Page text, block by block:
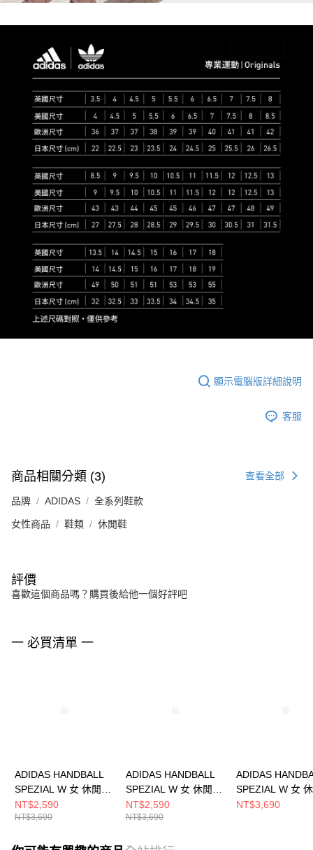
顯示電腦版詳細說明
客服
商品相關分類 (3) 查看全部
品牌 ADIDAS 全系列鞋款
女性商品 鞋類 休閒鞋
評價
喜歡這個商品嗎？購買後給他一個好評吧
一 必買清單 一
ADIDAS HANDBALL
SPEZIAL W 女 休閒鞋
JR0852
NT$2,590
NT$3,690
ADIDAS HANDBALL
SPEZIAL W 女 休閒鞋
JP8726
NT$2,590
NT$3,690
ADIDAS
SPEZIAL W 女
IH1513
NT$3,690